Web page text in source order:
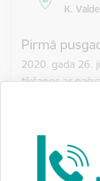
K.
Pirmā
2020. gada 26.
tikšanos ar